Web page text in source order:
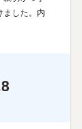
ました。内